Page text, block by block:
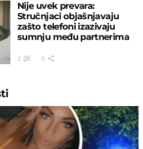
Nije uvek prevara:
Stručnjaci objašnjavaju
zašto telefoni izazivaju
sumnju među partnerima
2 0